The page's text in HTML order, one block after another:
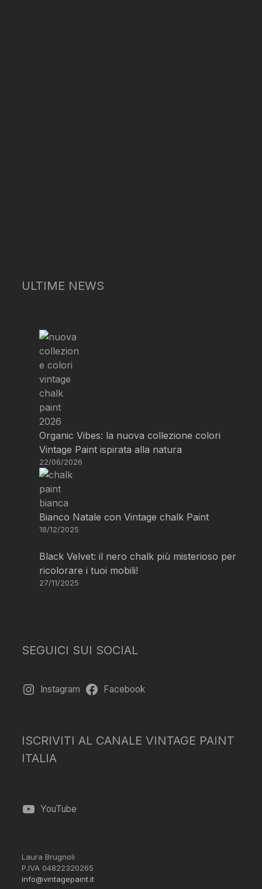
ULTIME NEWS
Organic Vibes: la nuova collezione colori
Vintage Paint ispirata alla natura
22/06/2026
Bianco Natale con Vintage chalk Paint
18/12/2025
Black Velvet: il nero chalk più misterioso per
ricolorare i tuoi mobili!
27/11/2025
SEGUICI SUI SOCIAL
Instagram Facebook
ISCRIVITI AL CANALE VINTAGE PAINT
ITALIA
YouTube
Laura Brugnoli
P.IVA 04822320265
info@vintagepaint.it